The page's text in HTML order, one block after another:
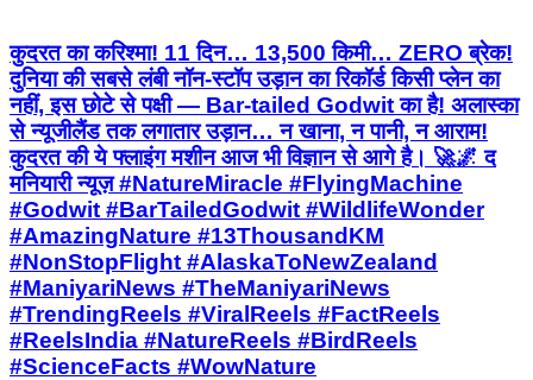
कुदरत का करिश्मा! 11 दिन… 13,500 किमी… ZERO ब्रेक!
दुनिया की सबसे लंबी नॉन-स्टॉप उड़ान का रिकॉर्ड किसी प्लेन का
नहीं, इस छोटे से पक्षी — Bar-tailed Godwit का है! अलास्का
से न्यूजीलैंड तक लगातार उड़ान… न खाना, न पानी, न आराम!
कुदरत की ये फ्लाइंग मशीन आज भी विज्ञान से आगे है। 🚀🌌 द
मनियारी न्यूज़ #NatureMiracle #FlyingMachine
#Godwit #BarTailedGodwit #WildlifeWonder
#AmazingNature #13ThousandKM
#NonStopFlight #AlaskaToNewZealand
#ManiyariNews #TheManiyariNews
#TrendingReels #ViralReels #FactReels
#ReelsIndia #NatureReels #BirdReels
#ScienceFacts #WowNature